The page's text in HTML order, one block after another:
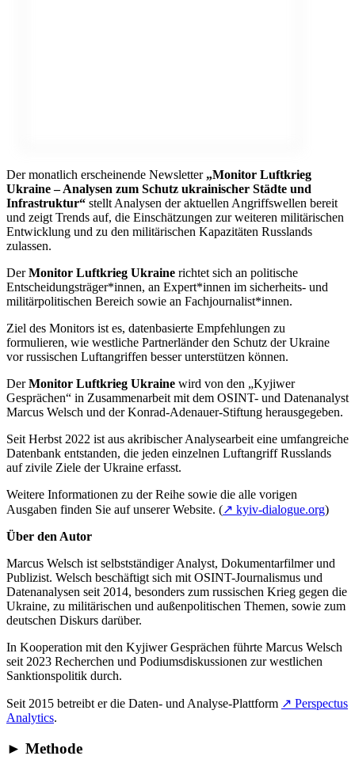
Der monatlich erscheinende Newsletter „Monitor Luftkrieg
Ukraine – Analysen zum Schutz ukrainischer Städte und
Infrastruktur“ stellt Analysen der aktuellen Angriffswellen bereit
und zeigt Trends auf, die Einschätzungen zur weiteren militärischen
Entwicklung und zu den militärischen Kapazitäten Russlands
zulassen.
DerMonitor Luftkrieg Ukraine richtet sich an politische
Entscheidungsträger*innen, an Expert*innen im sicherheits- und
militärpolitischen Bereich sowie an Fachjournalist*innen.
Ziel des Monitors ist es, datenbasierte Empfehlungen zu
formulieren, wie westliche Partnerländer den Schutz der Ukraine
vor russischen Luftangriffen besser unterstützen können.
DerMonitor Luftkrieg Ukraine wird von den „Kyjiwer
Gesprächen“ in Zusammenarbeit mit dem OSINT- und Datenanalyst
Marcus Welsch und der Konrad-Adenauer-Stiftung herausgegeben.
Seit Herbst 2022 ist aus akribischer Analysearbeit eine umfangreiche
Datenbank entstanden, die jeden einzelnen Luftangriff Russlands
auf zivile Ziele der Ukraine erfasst.
Weitere Informationen zu der Reihe sowie die alle vorigen
Ausgaben finden Sie auf unserer Website. (↗ kyiv-dialogue.org)
Über den Autor
Marcus Welsch ist selbstständiger Analyst, Dokumentarfilmer und
Publizist. Welsch beschäftigt sich mit OSINT-Journalismus und
Datenanalysen seit 2014, besonders zum russischen Krieg gegen die
Ukraine, zu militärischen und außenpolitischen Themen, sowie zum
deutschen Diskurs darüber.
In Kooperation mit den Kyjiwer Gesprächen führte Marcus Welsch
seit 2023 Recherchen und Podiumsdiskussionen zur westlichen
Sanktionspolitik durch.
Seit 2015 betreibt er die Daten- und Analyse-Plattform ↗ Perspectus
Analytics.
► Methode